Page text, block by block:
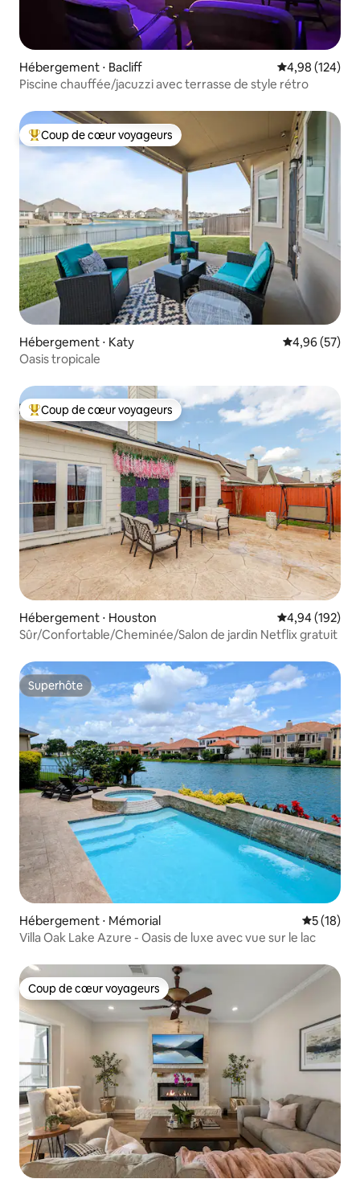
Hébergement ⋅ Bacliff Évaluation
4,98 (124)
Piscine chauffée/jacuzzi avec terrasse de style rétro
Coups de cœur voyageurs les plus appréciés
Coup de cœur voyageurs
Hébergement ⋅ Katy Évaluation
4,96 (57)
Oasis tropicale
Coups de cœur voyageurs les plus appréciés
Coup de cœur voyageurs
Hébergement ⋅ Houston Évaluation
4,94 (192)
Sûr/Confortable/Cheminée/Salon de jardin Netflix gratuit
Superhôte
Superhôte
Hébergement ⋅ Mémorial
5 (18)
Villa Oak Lake Azure - Oasis de luxe avec vue sur le lac
Coup de cœur voyageurs
Coup de cœur voyageurs